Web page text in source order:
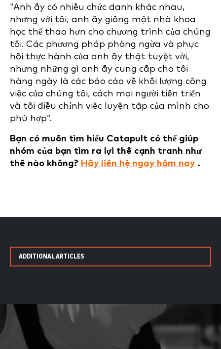
“Anh ấy có nhiều chức danh khác nhau,
nhưng với tôi, anh ấy giống một nhà khoa
học thể thao hơn cho chương trình của chúng
tôi. Các phương pháp phòng ngừa và phục
hồi thực hành của anh ấy thật tuyệt vời,
nhưng những gì anh ấy cung cấp cho tôi
hàng ngày là các báo cáo về khối lượng công
việc của chúng tôi, cách mọi người tiến triển
và tôi điều chỉnh việc luyện tập của mình cho
phù hợp”.
Bạn có muốn tìm hiểu Catapult có thể giúp
nhóm của bạn tìm ra lợi thế cạnh tranh như
thế nào không? Hãy liên hệ ngay hôm nay .
ADDITIONAL ARTICLES